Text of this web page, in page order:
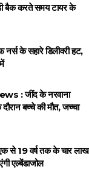
बैक करते समय टायर के
के सहारे डिलीवरी हट,
: जींद के नरवाना
बच्चे की मौत, जच्चा
19 वर्ष तक के चार लाख
एल्बेंडाजोल